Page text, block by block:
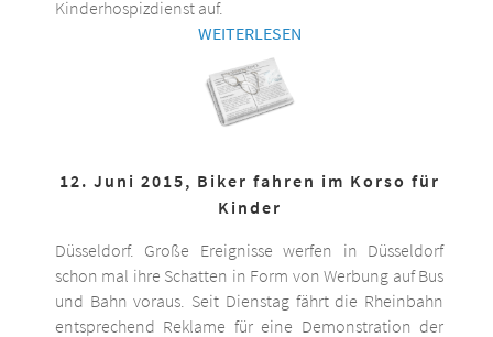
Kinderhospizdienst auf.
WEITERLESEN
12. Juni 2015, Biker fahren im Korso für
Kinder
Düsseldorf. Große Ereignisse werfen in Düsseldorf
schon mal ihre Schatten in Form von Werbung auf Bus
und Bahn voraus. Seit Dienstag fährt die Rheinbahn
entsprechend Reklame für eine Demonstration der